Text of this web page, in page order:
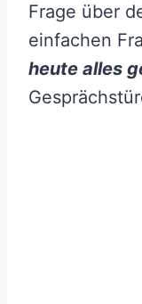
Frage über
einfachen
heute alles